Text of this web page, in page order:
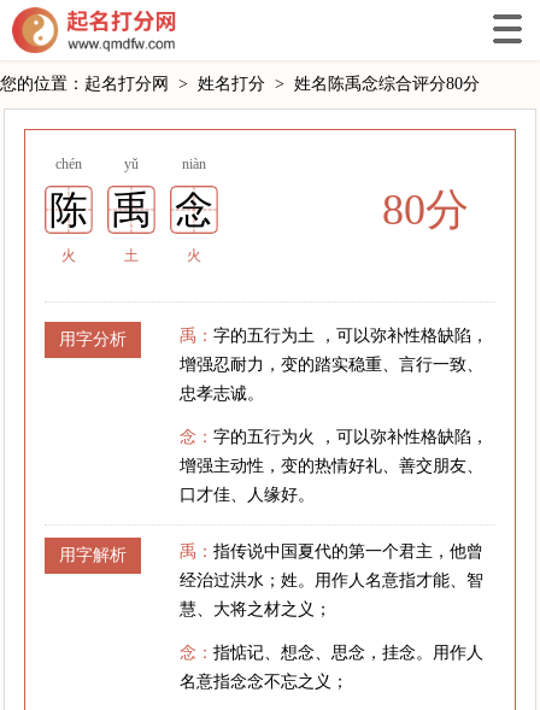
您的位置： 起名打分网 > 姓名打分 > 姓名陈禹念综合评分80分
chén yǔ niàn
陈 禹 念
火 土 火
80分
用字分析 禹：字的五行为土 ，可以弥补性格缺陷，
增强忍耐力，变的踏实稳重、言行一致、
忠孝志诚。
念：字的五行为火 ，可以弥补性格缺陷，
增强主动性，变的热情好礼、善交朋友、
口才佳、人缘好。
用字解析 禹：指传说中国夏代的第一个君主，他曾
经治过洪水；姓。用作人名意指才能、智
慧、大将之材之义；
念：指惦记、想念、思念，挂念。用作人
名意指念念不忘之义；